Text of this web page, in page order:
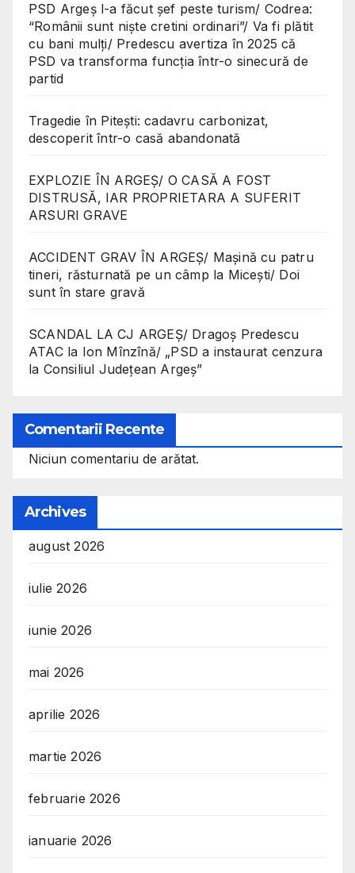
PSD Argeș l-a făcut șef peste turism/ Codrea:
“Românii sunt niște cretini ordinari”/ Va fi plătit
cu bani mulți/ Predescu avertiza în 2025 că
PSD va transforma funcția într-o sinecură de
partid
Tragedie în Pitești: cadavru carbonizat,
descoperit într-o casă abandonată
EXPLOZIE ÎN ARGEȘ/ O CASĂ A FOST
DISTRUSĂ, IAR PROPRIETARA A SUFERIT
ARSURI GRAVE
ACCIDENT GRAV ÎN ARGEȘ/ Mașină cu patru
tineri, răsturnată pe un câmp la Micești/ Doi
sunt în stare gravă
SCANDAL LA CJ ARGEȘ/ Dragoș Predescu
ATAC la Ion Mînzînă/ „PSD a instaurat cenzura
la Consiliul Județean Argeș”
Comentarii Recente
Niciun comentariu de arătat.
Archives
august 2026
iulie 2026
iunie 2026
mai 2026
aprilie 2026
martie 2026
februarie 2026
ianuarie 2026